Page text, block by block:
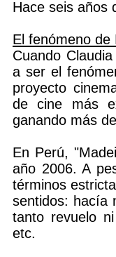
Hace seis años
El fenómeno de
Cuando
a ser el
proyecto
de cine más
ganando más
En Perú,
año 2006. A
términos
sentidos: hacía
tanto revuelo
etc.